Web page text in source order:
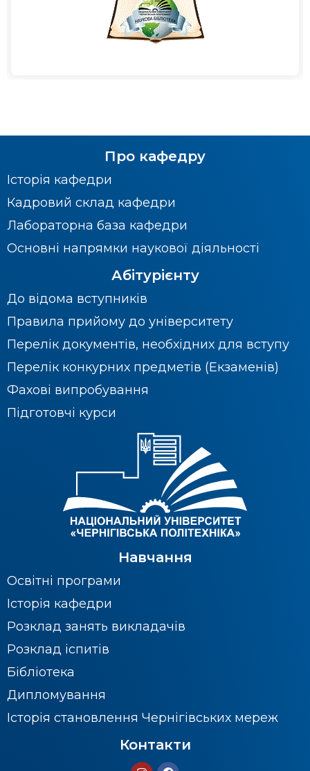
Про кафедру
Історія кафедри
Кадровий склад кафедри
Лабораторна база кафедри
Основні напрямки наукової діяльності
Абітурієнту
До відома вступників
Правила прийому до університету
Перелік документів, необхідних для вступу
Перелік конкурних предметів (Екзаменів)
Фахові випробування
Підготовчі курси
Навчання
Освітні програми
Історія кафедри
Розклад занять викладачів
Розклад іспитів
Бібліотека
Дипломування
Історія становлення Чернігівських мереж
Контакти